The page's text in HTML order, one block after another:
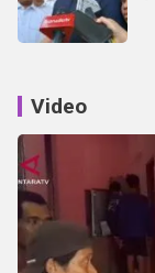
Video